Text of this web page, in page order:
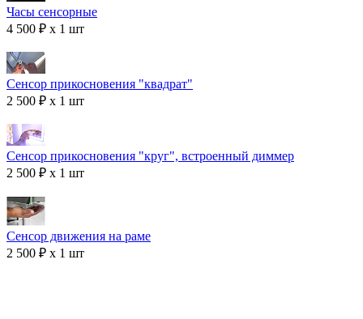
Часы сенсорные
4 500 ₽ x 1 шт
Сенсор прикосновения "квадрат"
2 500 ₽ x 1 шт
Сенсор прикосновения "круг", встроенный диммер
2 500 ₽ x 1 шт
Сенсор движения на раме
2 500 ₽ x 1 шт